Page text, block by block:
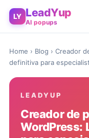
LY LeadYup
AI popups
Home › Blog › Creador
definitiva para
LEADYUP
Creador de
WordPress: